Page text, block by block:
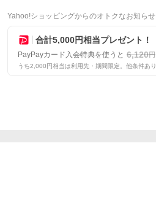
Yahoo!ショッピングからのオトクなお知らせ
合計5,000円相当プレゼント！
PayPayカード入会特典を使うと 6,120円
うち2,000円相当は利用先・期間限定。他条件あり